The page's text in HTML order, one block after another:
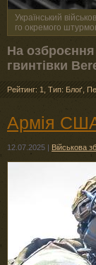
Український
го окремого
На озброєння
гвинтівки
Рейтинг: 1 Тип: Блоґ
Армія
12.07.2025 | Військова